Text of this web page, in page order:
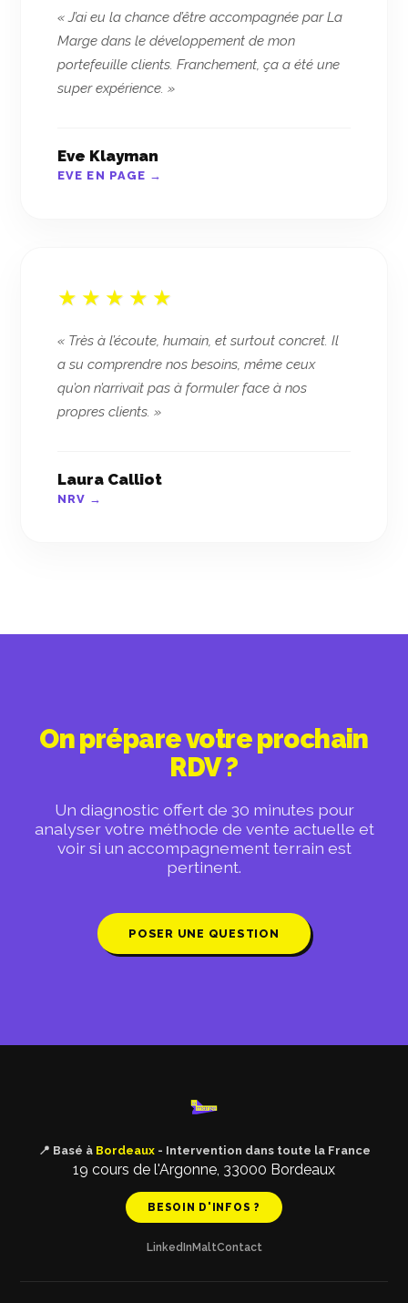
« J’ai eu la chance d’être accompagnée par La
Marge dans le développement de mon
portefeuille clients. Franchement, ça a été une
super expérience. »
Eve Klayman
EVE EN PAGE →
« Très à l’écoute, humain, et surtout concret. Il
a su comprendre nos besoins, même ceux
qu’on n’arrivait pas à formuler face à nos
propres clients. »
Laura Calliot
NRV →
On prépare votre prochain
RDV ?
Un diagnostic offert de 30 minutes pour
analyser votre méthode de vente actuelle et
voir si un accompagnement terrain est
pertinent.
POSER UNE QUESTION
📍 Basé à Bordeaux- Intervention dans toute la France
19 cours de l'Argonne, 33000 Bordeaux
BESOIN D'INFOS ?
LinkedIn MaltContact